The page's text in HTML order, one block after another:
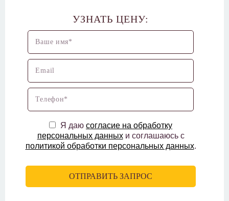
УЗНАТЬ ЦЕНУ:
Я даю согласие на обработку
персональных данныхи соглашаюсь с
политикой обработки персональных данных.